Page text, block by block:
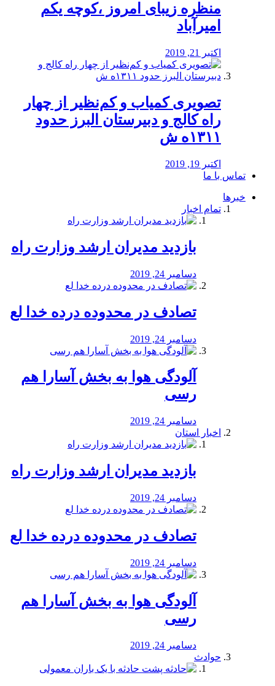
منظره‌‌ زیبای امروز ،کوچه یکم
امیرآباد
اکتبر 21, 2019
️تصویری کمیاب و کم‌نظیر از چهار
راه كالج و دبيرستان البرز حدود
۱۳۱۱ه ش
اکتبر 19, 2019
تماس با ما
خبرها
تمام اخبار
بازدید مدیران ارشد وزارت راه
دسامبر 24, 2019
تصادف در محدوده درده خدا لع
دسامبر 24, 2019
آلودگی هوا به بخش آسارا هم
رسی
دسامبر 24, 2019
اخبار استان
بازدید مدیران ارشد وزارت راه
دسامبر 24, 2019
تصادف در محدوده درده خدا لع
دسامبر 24, 2019
آلودگی هوا به بخش آسارا هم
رسی
دسامبر 24, 2019
حوادث